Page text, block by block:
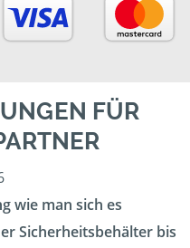
FÜR
wie man sich es
Sicherheitsbehälter bis